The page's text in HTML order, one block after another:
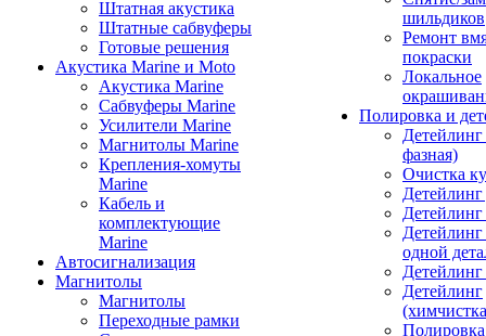
Штатная акустика
Штатные сабвуферы
Готовые решения
Акустика Marine и Moto
Акустика Marine
Сабвуферы Marine
Усилители Marine
Магнитолы Marine
Крепления-хомуты
Marine
Кабель и
комплектующие
Marine
Автосигнализация
Магнитолы
Магнитолы
Переходные рамки
шильдиков
Ремонт
покраски
Локальное
Полировка и
фазная)
Очистка
Детейлинг
одной
Детейлинг
Полировка